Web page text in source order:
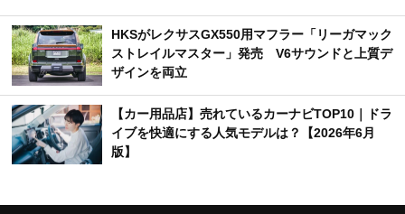
HKSがレクサスGX550用マフラー「リーガマック
ストレイルマスター」発売 V6サウンドと上質デ
ザインを両立
【カー用品店】売れているカーナビTOP10｜ドラ
イブを快適にする人気モデルは？【2026年6月
版】